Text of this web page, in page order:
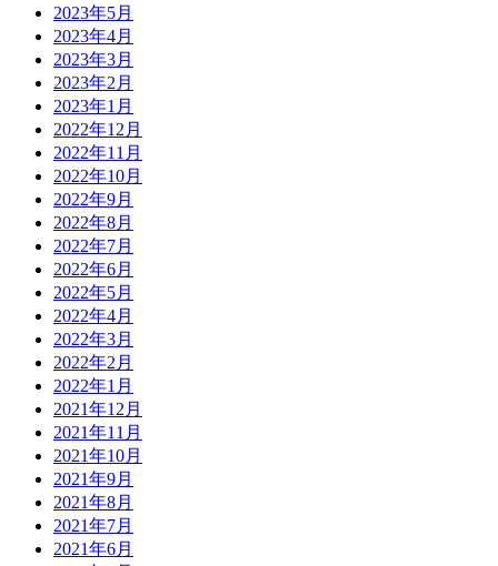
2023年5月
2023年4月
2023年3月
2023年2月
2023年1月
2022年12月
2022年11月
2022年10月
2022年9月
2022年8月
2022年7月
2022年6月
2022年5月
2022年4月
2022年3月
2022年2月
2022年1月
2021年12月
2021年11月
2021年10月
2021年9月
2021年8月
2021年7月
2021年6月